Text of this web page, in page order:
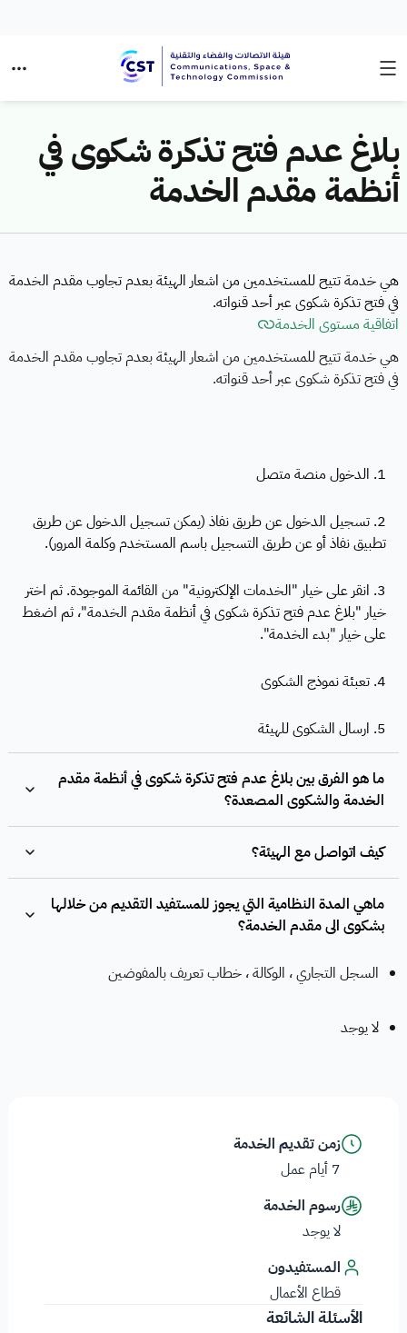
زمن تقديم الخدمة
7 أيام عمل
رسوم الخدمة
لا يوجد
المستفيدون
قطاع الأعمال
الأسئلة الشائعة
بلاغ عدم فتح تذكرة شكوى في
أنظمة مقدم الخدمة
هي خدمة تتيح للمستخدمين من اشعار الهيئة بعدم تجاوب مقدم الخدمة
في فتح تذكرة شكوى عبر أحد قنواته.
اتفاقية مستوى الخدمة
هي خدمة تتيح للمستخدمين من اشعار الهيئة بعدم تجاوب مقدم الخدمة
في فتح تذكرة شكوى عبر أحد قنواته.
1. الدخول منصة متصل
2. تسجيل الدخول عن طريق نفاذ (يمكن تسجيل الدخول عن طريق
تطبيق نفاذ أو عن طريق التسجيل باسم المستخدم وكلمة المرور).
3. انقر على خيار "الخدمات الإلكترونية" من القائمة الموجودة. ثم اختر
خيار "بلاغ عدم فتح تذكرة شكوى في أنظمة مقدم الخدمة"، ثم اضغط
على خيار "بدء الخدمة".
4. تعبئة نموذج الشكوى
5. ارسال الشكوى للهيئة
ما هو الفرق بين بلاغ عدم فتح تذكرة شكوى في أنظمة مقدم
الخدمة والشكوى المصعدة؟
كيف اتواصل مع الهيئة؟
ماهي المدة النظامية التي يجوز للمستفيد التقديم من خلالها
بشكوى الى مقدم الخدمة؟
السجل التجاري ، الوكالة ، خطاب تعريف بالمفوضين
لا يوجد